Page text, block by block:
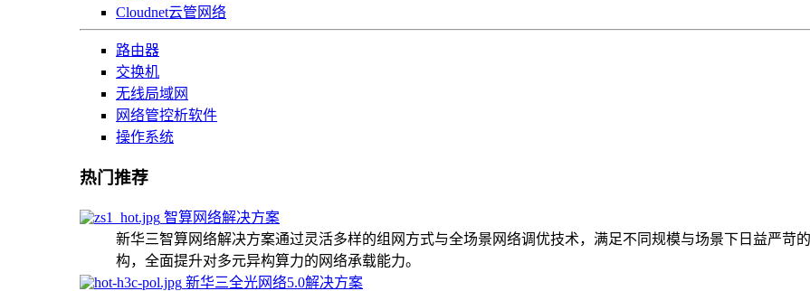
Cloudnet云管网络
路由器
交换机
无线局域网
网络管控析软件
操作系统
热门推荐
智算网络解决方案
新华三智算网络解决方案通过灵活多样的组网方式与全场景网络调优技术，满足不同规模与场景下日益严苛
构，全面提升对多元异构算力的网络承载能力。
新华三全光网络5.0解决方案